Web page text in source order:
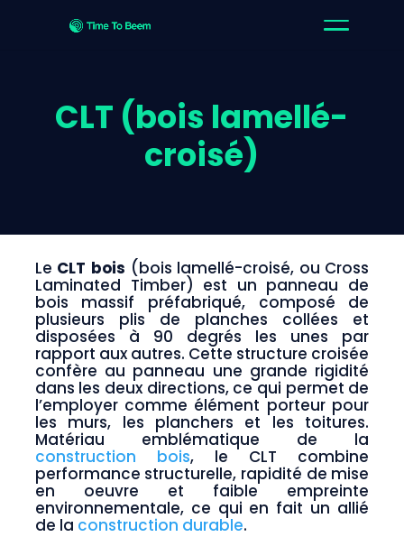
CLT (bois lamellé-
croisé)
Le CLT bois (bois lamellé-croisé, ou Cross
Laminated Timber) est un panneau de
bois massif préfabriqué, composé de
plusieurs plis de planches collées et
disposées à 90 degrés les unes par
rapport aux autres. Cette structure croisée
confère au panneau une grande rigidité
dans les deux directions, ce qui permet de
l’employer comme élément porteur pour
les murs, les planchers et les toitures.
Matériau emblématique de la
construction bois, le CLT combine
performance structurelle, rapidité de mise
en oeuvre et faible empreinte
environnementale, ce qui en fait un allié
de la construction durable.